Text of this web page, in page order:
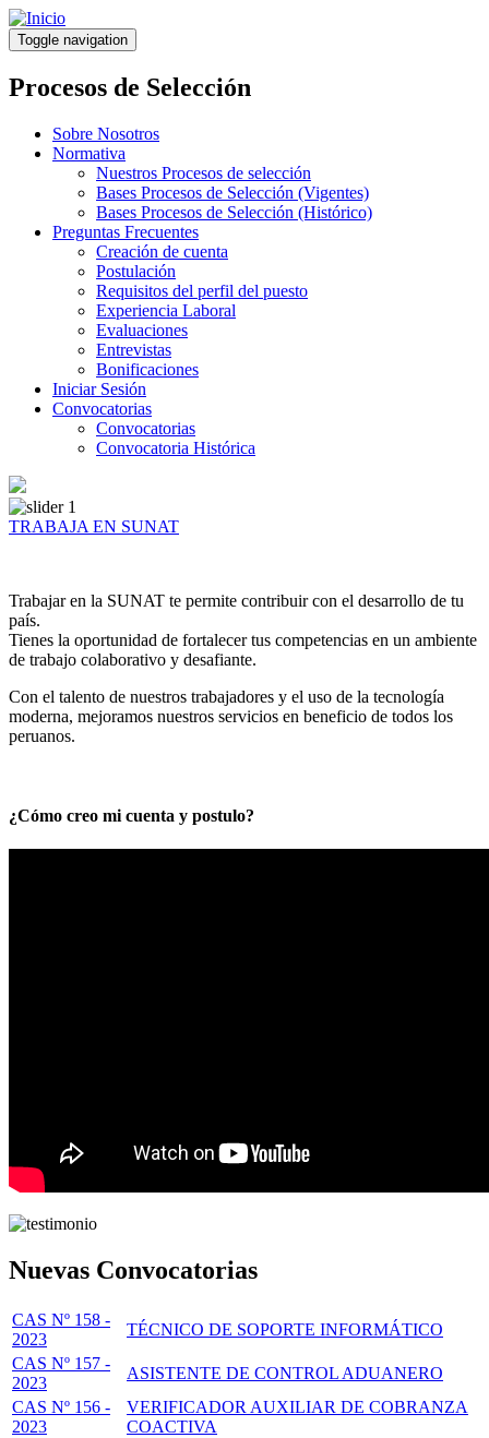
Pasar
al
contenido
principal
Toggle navigation
Procesos de Selección
Sobre Nosotros
Normativa
Nuestros Procesos de selección
Bases Procesos de Selección (Vigentes)
Bases Procesos de Selección (Histórico)
Preguntas Frecuentes
Creación de cuenta
Postulación
Requisitos del perfil del puesto
Experiencia Laboral
Evaluaciones
Entrevistas
Bonificaciones
Iniciar Sesión
Convocatorias
Convocatorias
Convocatoria Histórica
TRABAJA EN SUNAT
Trabajar en la SUNAT te permite contribuir con el desarrollo de tu
país.
Tienes la oportunidad de fortalecer tus competencias en un ambiente
de trabajo colaborativo y desafiante.
Con el talento de nuestros trabajadores y el uso de la tecnología
moderna, mejoramos nuestros servicios en beneficio de todos los
peruanos.
¿Cómo creo mi cuenta y postulo?
Nuevas Convocatorias
CAS Nº 158 -
2023
TÉCNICO DE SOPORTE INFORMÁTICO
CAS Nº 157 -
2023
ASISTENTE DE CONTROL ADUANERO
CAS Nº 156 -
2023
VERIFICADOR AUXILIAR DE COBRANZA
COACTIVA